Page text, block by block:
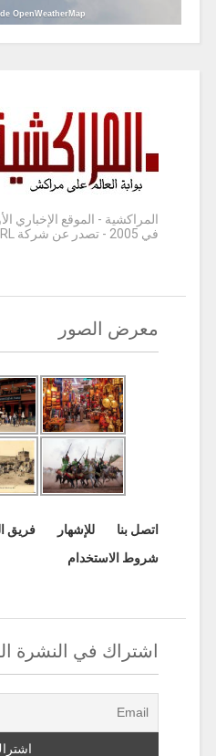
OpenWeatherMap
المراكشية - الموقع
في 2005 - تصدر عن شركة IMAR MED-SARL
معرض الصور
اتصل بنا للإشهار
فريق
شروط الاستخدام
اشتراك في النشرة